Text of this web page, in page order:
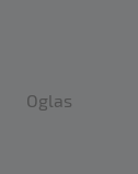
Oglas